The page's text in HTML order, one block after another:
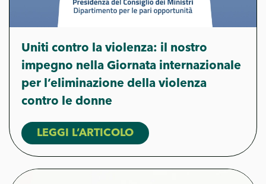
Uniti contro la violenza: il nostro
impegno nella Giornata internazionale
per l’eliminazione della violenza
contro le donne
LEGGI L’ARTICOLO